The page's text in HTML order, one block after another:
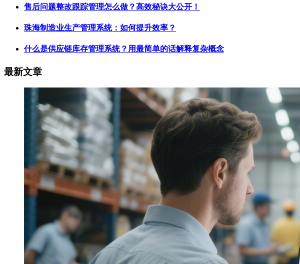
售后问题整改跟踪管理怎么做？高效秘诀大公开！
珠海制造业生产管理系统：如何提升效率？
什么是供应链库存管理系统？用最简单的话解释复杂概念
最新文章